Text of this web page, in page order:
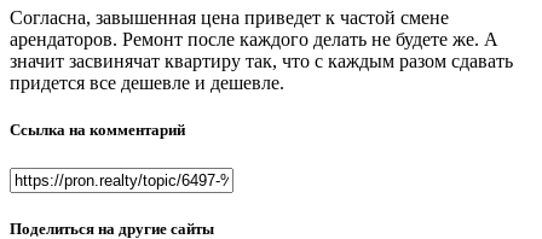
Согласна, завышенная цена приведет к частой смене
арендаторов. Ремонт после каждого делать не будете же. А
значит засвинячат квартиру так, что с каждым разом сдавать
придется все дешевле и дешевле.
Ссылка на комментарий
Поделиться на другие сайты